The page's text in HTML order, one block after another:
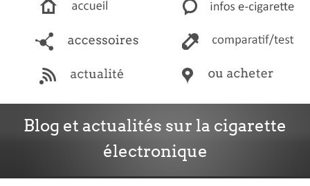
accessoires
comparatif / test
Blog et actualités sur la cigarette
électronique